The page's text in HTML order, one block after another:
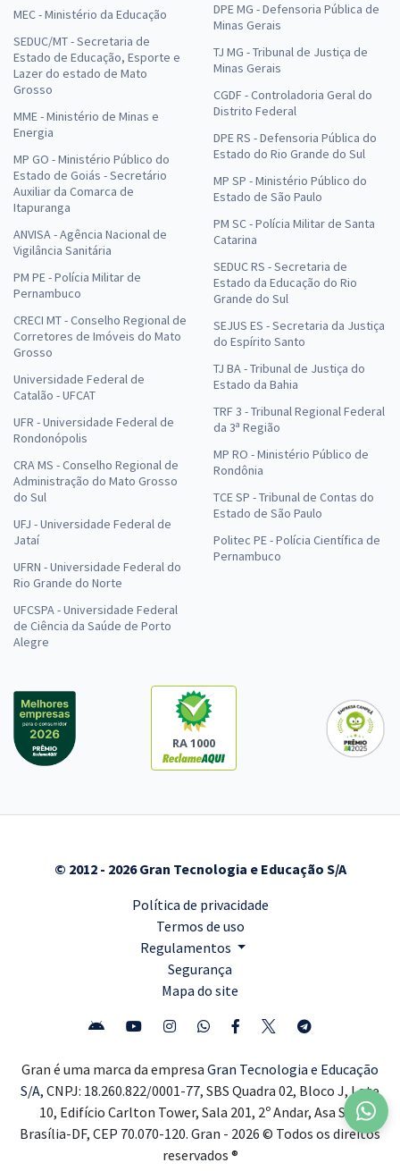
MEC - Ministério da Educação
SEDUC/MT - Secretaria de
Estado de Educação, Esporte e
Lazer do estado de Mato
Grosso
MME - Ministério de Minas e
Energia
MP GO - Ministério Público do
Estado de Goiás - Secretário
Auxiliar da Comarca de
Itapuranga
ANVISA - Agência Nacional de
Vigilância Sanitária
PM PE - Polícia Militar de
Pernambuco
CRECI MT - Conselho Regional de
Corretores de Imóveis do Mato
Grosso
Universidade Federal de
Catalão - UFCAT
UFR - Universidade Federal de
Rondonópolis
CRA MS - Conselho Regional de
Administração do Mato Grosso
do Sul
UFJ - Universidade Federal de
Jataí
UFRN - Universidade Federal do
Rio Grande do Norte
UFCSPA - Universidade Federal
de Ciência da Saúde de Porto
Alegre
DPE MG - Defensoria Pública de
Minas Gerais
TJ MG - Tribunal de Justiça de
Minas Gerais
CGDF - Controladoria Geral do
Distrito Federal
DPE RS - Defensoria Pública do
Estado do Rio Grande do Sul
MP SP - Ministério Público do
Estado de São Paulo
PM SC - Polícia Militar de Santa
Catarina
SEDUC RS - Secretaria de
Estado da Educação do Rio
Grande do Sul
SEJUS ES - Secretaria da Justiça
do Espírito Santo
TJ BA - Tribunal de Justiça do
Estado da Bahia
TRF 3 - Tribunal Regional Federal
da 3ª Região
MP RO - Ministério Público de
Rondônia
TCE SP - Tribunal de Contas do
Estado de São Paulo
Politec PE - Polícia Científica de
Pernambuco
RA 1000
© 2012 - 2026 Gran Tecnologia e Educação S/A
Política de privacidade
Termos de uso
Regulamentos
Segurança
Mapa do site
Gran é uma marca da empresa Gran Tecnologia e Educação
S/A, CNPJ: 18.260.822/0001-77, SBS Quadra 02, Bloco J, Lote
10, Edifício Carlton Tower, Sala 201, 2º Andar, Asa Sul,
Brasília-DF, CEP 70.070-120. Gran - 2026 © Todos os direitos
reservados ®